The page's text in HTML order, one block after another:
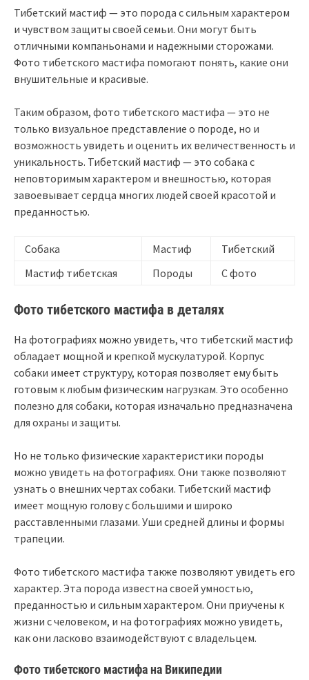
Тибетский мастиф — это порода с сильным характером
и чувством защиты своей семьи. Они могут быть
отличными компаньонами и надежными сторожами.
Фото тибетского мастифа помогают понять, какие они
внушительные и красивые.
Таким образом, фото тибетского мастифа — это не
только визуальное представление о породе, но и
возможность увидеть и оценить их величественность и
уникальность. Тибетский мастиф — это собака с
неповторимым характером и внешностью, которая
завоевывает сердца многих людей своей красотой и
преданностью.
Собака Мастиф
Тибетский
Мастиф тибетская
Породы С фото
Фото тибетского мастифа в деталях
На фотографиях можно увидеть, что тибетский мастиф
обладает мощной и крепкой мускулатурой. Корпус
собаки имеет структуру, которая позволяет ему быть
готовым к любым физическим нагрузкам. Это особенно
полезно для собаки, которая изначально предназначена
для охраны и защиты.
Но не только физические характеристики породы
можно увидеть на фотографиях. Они также позволяют
узнать о внешних чертах собаки. Тибетский мастиф
имеет мощную голову с большими и широко
расставленными глазами. Уши средней длины и формы
трапеции.
Фото тибетского мастифа также позволяют увидеть его
характер. Эта порода известна своей умностью,
преданностью и сильным характером. Они приучены к
жизни с человеком, и на фотографиях можно увидеть,
как они ласково взаимодействуют с владельцем.
Фото тибетского мастифа на Википедии